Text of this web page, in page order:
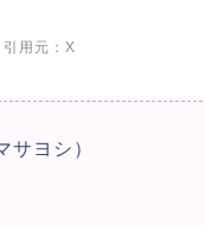
引用元：X
サヨシ）